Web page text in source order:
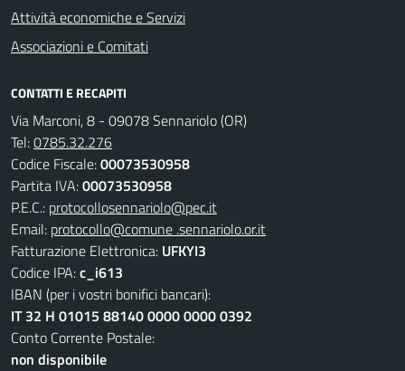
Attività economiche e Servizi
Associazioni e Comitati
CONTATTI E RECAPITI
Via Marconi, 8 - 09078 Sennariolo (OR)
Tel:0785.32.276
Codice Fiscale:00073530958
Partita IVA:00073530958
P.E.C.: protocollosennariolo@pec.it
Email: protocollo@comune .sennariolo.or.it
Fatturazione Elettronica: UFKYI3
Codice IPA:c_i613
IBAN (per i vostri bonifici bancari):
IT 32 H 01015 88140 0000 0000 0392
Conto Corrente Postale:
non disponibile